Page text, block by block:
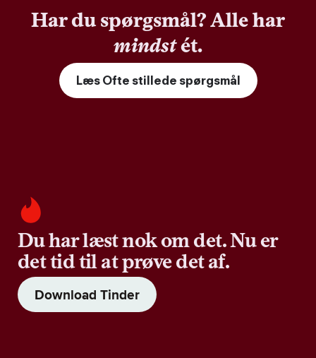
Har du spørgsmål? Alle har
mindstét.
Læs Ofte stillede spørgsmål
Du har læst nok om det. Nu er
det tid til at prøve det af.
Download Tinder